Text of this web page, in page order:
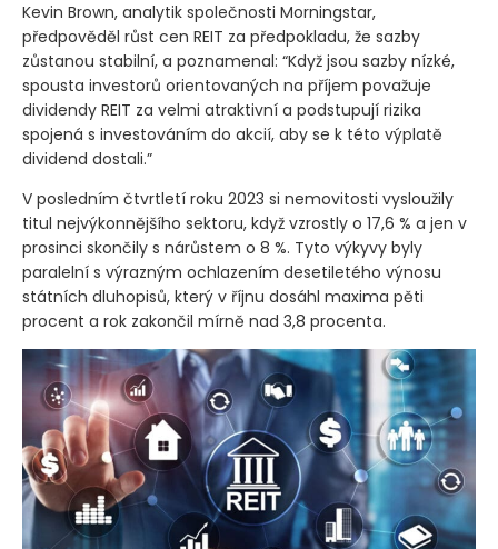
Kevin Brown, analytik společnosti Morningstar,
předpověděl růst cen REIT za předpokladu, že sazby
zůstanou stabilní, a poznamenal: “Když jsou sazby nízké,
spousta investorů orientovaných na příjem považuje
dividendy REIT za velmi atraktivní a podstupují rizika
spojená s investováním do akcií, aby se k této výplatě
dividend dostali.”
V posledním čtvrtletí roku 2023 si nemovitosti vysloužily
titul nejvýkonnějšího sektoru, když vzrostly o 17,6 % a jen v
prosinci skončily s nárůstem o 8 %. Tyto výkyvy byly
paralelní s výrazným ochlazením desetiletého výnosu
státních dluhopisů, který v říjnu dosáhl maxima pěti
procent a rok zakončil mírně nad 3,8 procenta.